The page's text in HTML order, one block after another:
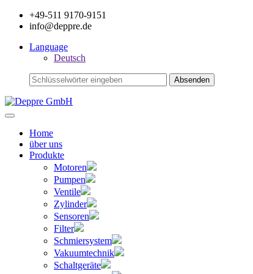
+49-511 9170-9151
info@deppre.de
Language
Deutsch
Home
über uns
Produkte
Motoren
Pumpen
Ventile
Zylinder
Sensoren
Filter
Schmiersystem
Vakuumtechnik
Schaltgeräte